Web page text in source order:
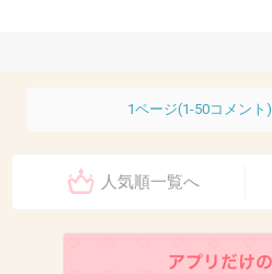
1ページ(1-50コメント)
人気順一覧へ